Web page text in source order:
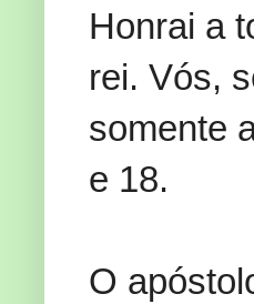
Honrai a
rei. Vós,
somente
e 18.
O